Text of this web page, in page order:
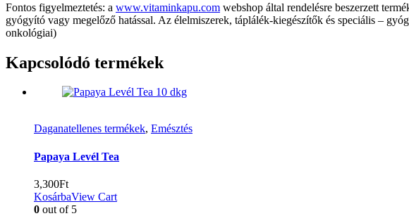
Fontos figyelmeztetés: a www.vitaminkapu.com webshop által rendelésre beszerzett
gyógyító vagy megelőző hatással. Az élelmiszerek, táplálék-kiegészítők és speciális –
onkológiai)
Kapcsolódó termékek
Daganatellenes termékek, Emésztés
Papaya Levél Tea
3,300Ft
KosárbaView Cart
0 out of 5